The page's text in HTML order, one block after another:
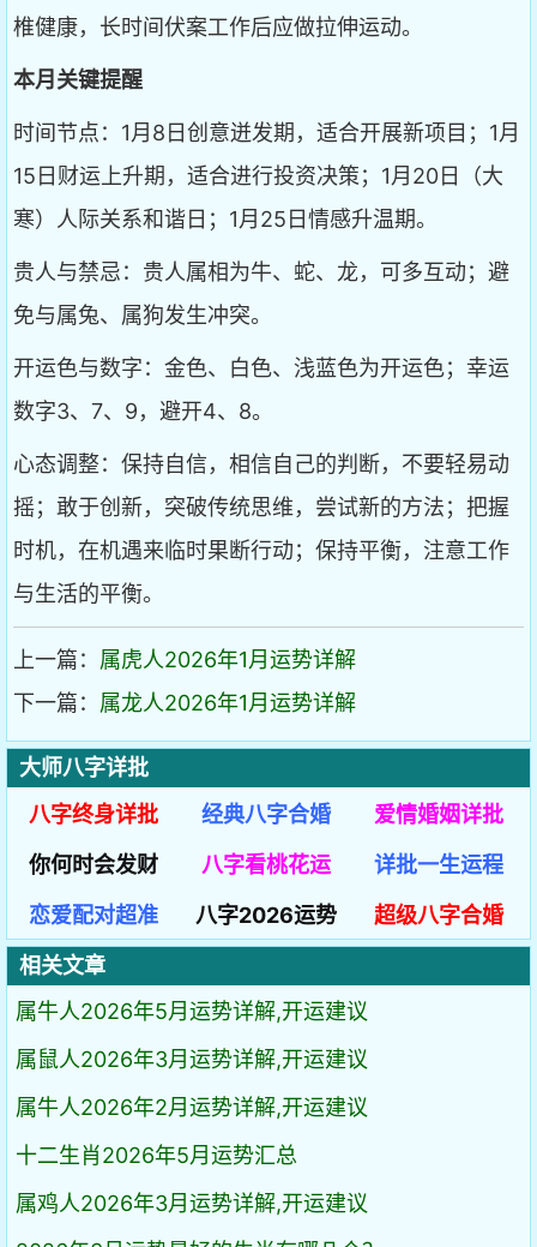
椎健康，长时间伏案工作后应做拉伸运动。
本月关键提醒
时间节点：1月8日创意迸发期，适合开展新项目；1月
15日财运上升期，适合进行投资决策；1月20日（大
寒）人际关系和谐日；1月25日情感升温期。
贵人与禁忌：贵人属相为牛、蛇、龙，可多互动；避
免与属兔、属狗发生冲突。
开运色与数字：金色、白色、浅蓝色为开运色；幸运
数字3、7、9，避开4、8。
心态调整：保持自信，相信自己的判断，不要轻易动
摇；敢于创新，突破传统思维，尝试新的方法；把握
时机，在机遇来临时果断行动；保持平衡，注意工作
与生活的平衡。
上一篇： 属虎人2026年1月运势详解
下一篇： 属龙人2026年1月运势详解
大师八字详批
八字终身详批
经典八字合婚
爱情婚姻详批
你何时会发财
八字看桃花运
详批一生运程
恋爱配对超准
八字2026运势
超级八字合婚
相关文章
属牛人2026年5月运势详解,开运建议
属鼠人2026年3月运势详解,开运建议
属牛人2026年2月运势详解,开运建议
十二生肖2026年5月运势汇总
属鸡人2026年3月运势详解,开运建议